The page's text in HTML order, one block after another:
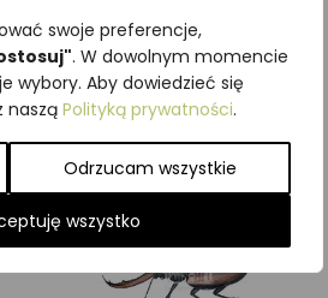
swoje preferencje,
. W dowolnym momencie
wybory. Aby dowiedzieć się
naszą Polityką prywatności.
Odrzucam wszystkie
wszystko
Kategorie:ILUSTRACJE
Pozostałe